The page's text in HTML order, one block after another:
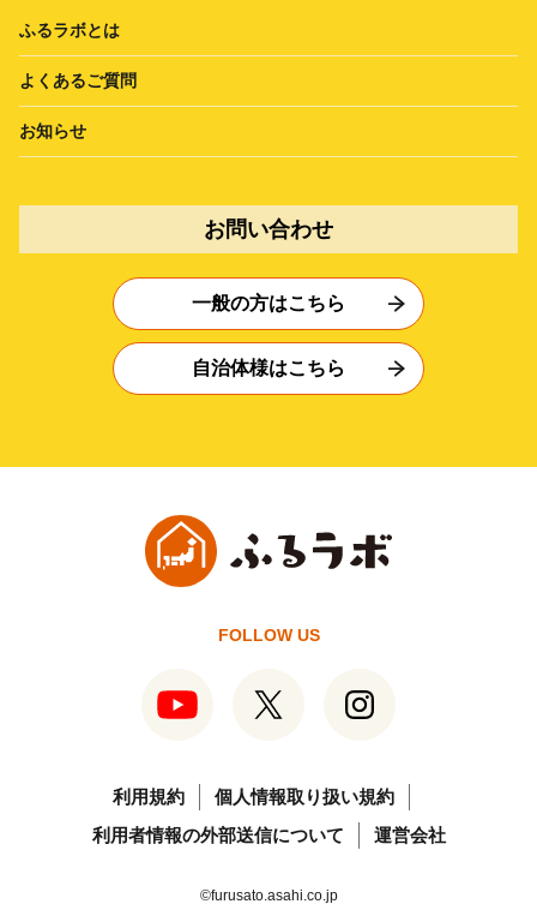
ふるラボとは
よくあるご質問
お知らせ
お問い合わせ
一般の方はこちら
自治体様はこちら
FOLLOW US
利用規約
個人情報取り扱い規約
利用者情報の外部送信について
運営会社
©furusato.asahi.co.jp